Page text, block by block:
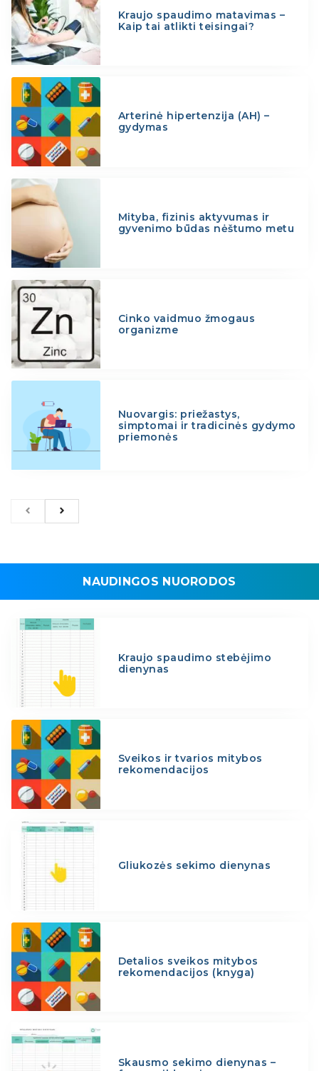
Kraujo spaudimo matavimas –
Kaip tai atlikti teisingai?
Arterinė hipertenzija (AH) –
gydymas
Mityba, fizinis aktyvumas ir
gyvenimo būdas nėštumo metu
Cinko vaidmuo žmogaus
organizme
Nuovargis: priežastys,
simptomai ir tradicinės gydymo
priemonės
NAUDINGOS NUORODOS
Kraujo spaudimo stebėjimo
dienynas
Sveikos ir tvarios mitybos
rekomendacijos
Gliukozės sekimo dienynas
Detalios sveikos mitybos
rekomendacijos (knyga)
Skausmo sekimo dienynas –